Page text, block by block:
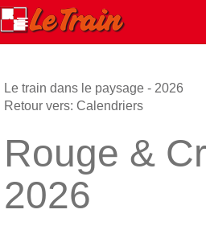
Le train dans le paysage - 2026
Retour vers: Calendriers
Rouge &
2026